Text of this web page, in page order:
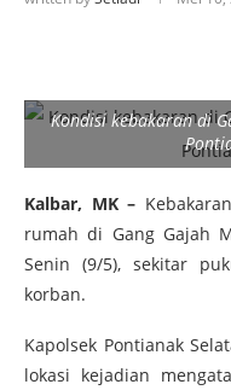
Kondisi kebakaran di
Kalbar, MK –
rumah di Gang Gajah
Senin (9/5), sekitar
korban.
Kapolsek Pontianak
lokasi kejadian